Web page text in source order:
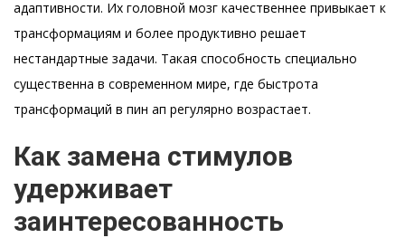
адаптивности. Их головной мозг качественнее привыкает к
трансформациям и более продуктивно решает
нестандартные задачи. Такая способность специально
существенна в современном мире, где быстрота
трансформаций в пин ап регулярно возрастает.
Как замена стимулов
удерживает
заинтересованность